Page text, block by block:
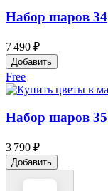
Набор шаров 34
7 490 ₽
Добавить
Free
Набор шаров 35
3 790 ₽
Добавить